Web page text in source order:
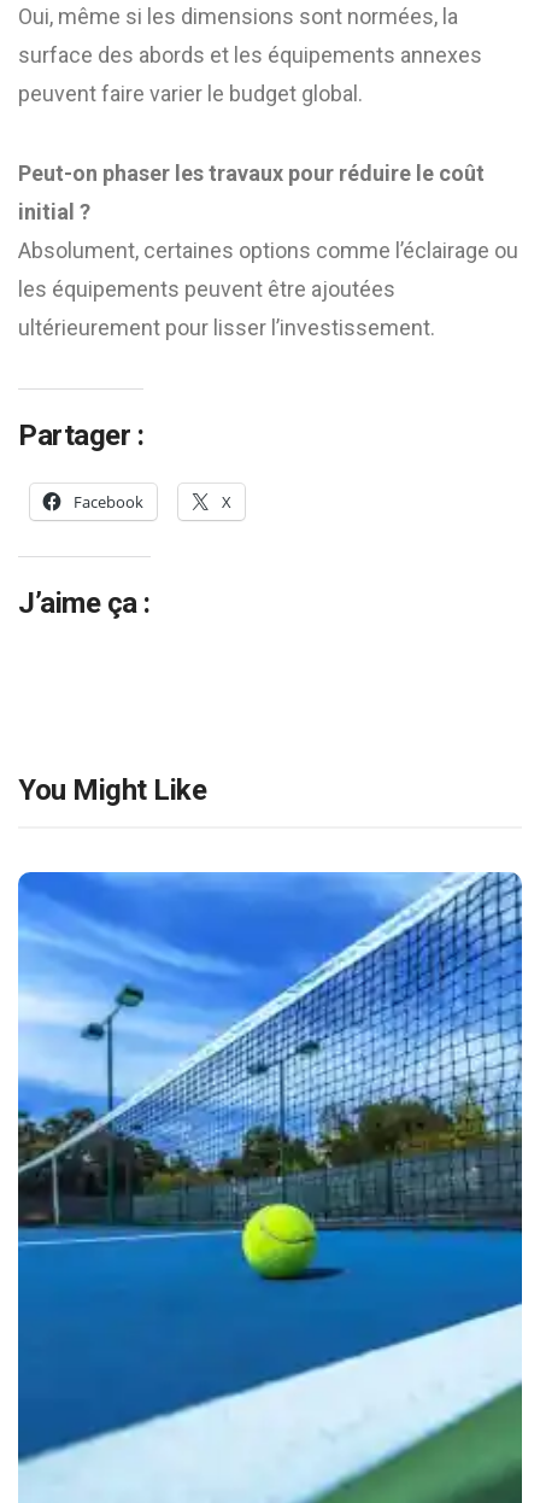
Oui, même si les dimensions sont normées, la
surface des abords et les équipements annexes
peuvent faire varier le budget global.
Peut-on phaser les travaux pour réduire le coût
initial ?
Absolument, certaines options comme l’éclairage ou
les équipements peuvent être ajoutées
ultérieurement pour lisser l’investissement.
Partager :
Facebook X
J’aime ça :
You Might Like